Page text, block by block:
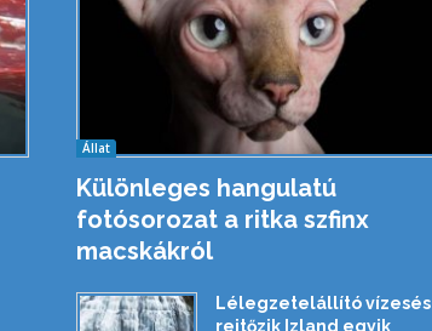
Állat
Különleges hangulatú
fotósorozat a ritka szfinx
macskákról
Lélegzetelállító vízesés
rejtőzik Izland egyik